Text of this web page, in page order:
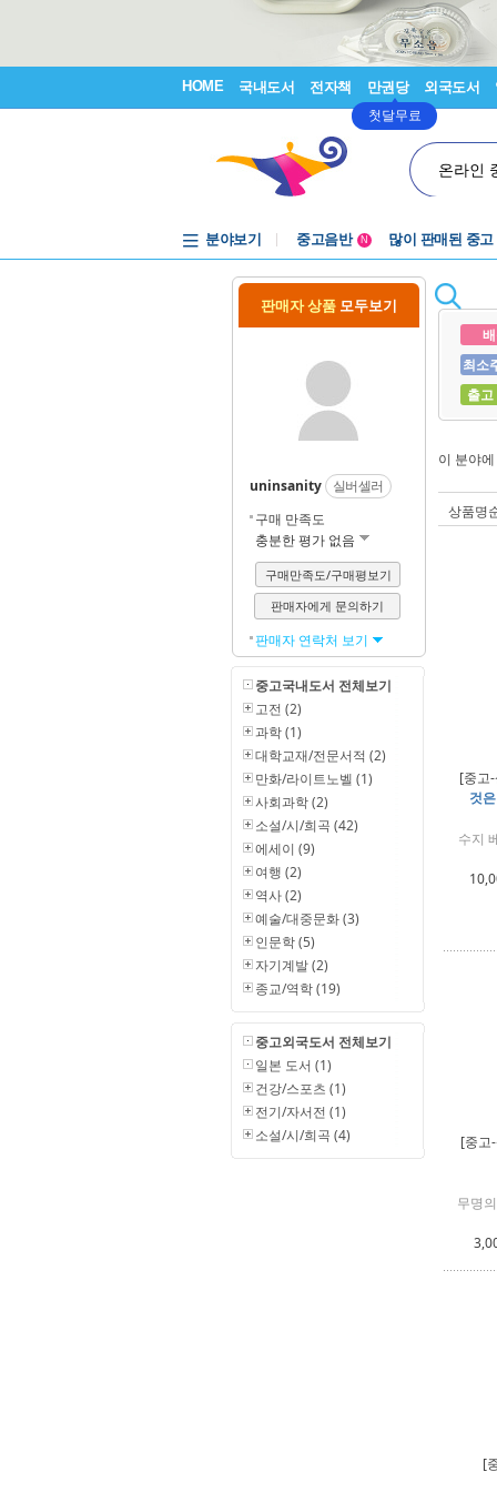
HOME 국내도서 전자책 만권당
첫달무료
외국도서
온라인
분야보기
중고음반
중고음반
N 많이 판매된 중고
판매자 상품 모두보기
uninsanity
실버셀러
구매 만족도
충분한 평가 없음
구매만족도/구매평보기
판매자에게 문의하기
판매자 연락처 보기
중고국내도서 전체보기
고전 (2)
과학 (1)
대학교재/전문서적 (2)
만화/라이트노벨 (1)
사회과학 (2)
소설/시/희곡 (42)
에세이 (9)
여행 (2)
역사 (2)
예술/대중문화 (3)
인문학 (5)
자기계발 (2)
종교/역학 (19)
중고외국도서 전체보기
일본 도서 (1)
건강/스포츠 (1)
전기/자서전 (1)
소설/시/희곡 (4)
최소
출
이 분야에
상품명
[중고
것
수지
[중고
무명
[